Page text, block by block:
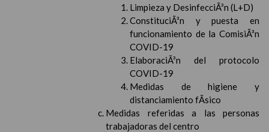
Limpieza y DesinfecciÃ³n (L+D)
ConstituciÃ³n y puesta en
funcionamiento de la ComisiÃ³n
COVID-19
ElaboraciÃ³n del protocolo
COVID-19
Medidas de higiene y
distanciamiento fÃ­sico
Medidas referidas a las personas
trabajadoras del centro